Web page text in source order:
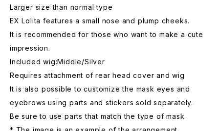
Larger size than normal type
EX Lolita features a small nose and plump cheeks.
It is recommended for those who want to make a cute
impression.
Included wig:Middle/Silver
Requires attachment of rear head cover and wig
It is also possible to customize the mask eyes and
eyebrows using parts and stickers sold separately.
Be sure to use parts that match the type of mask.